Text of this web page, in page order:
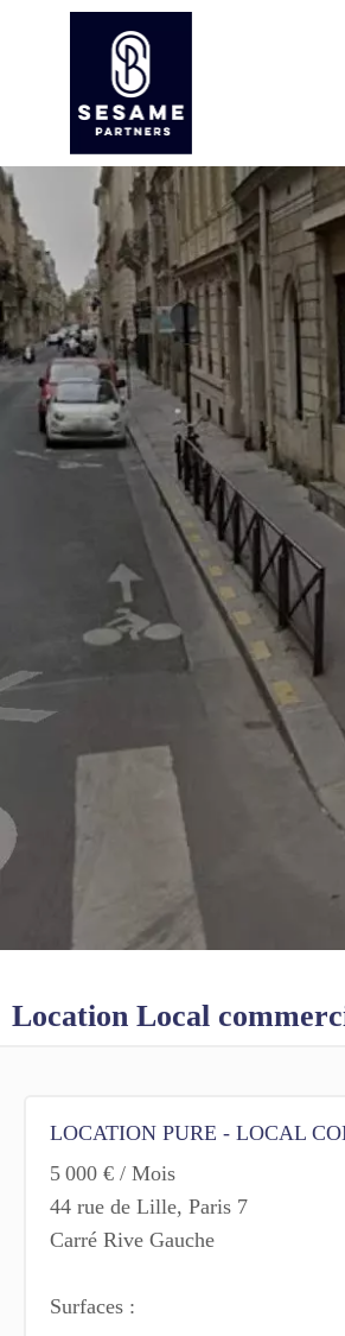
Location Local
LOCATION PURE - LOCAL
5 000 € / Mois
44 rue de Lille, Paris 7
Carré Rive Gauche
Surfaces :